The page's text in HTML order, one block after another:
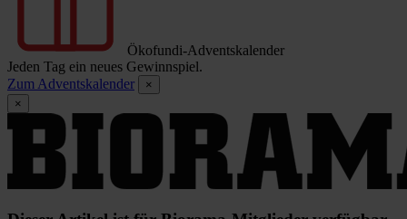
Ökofundi-Adventskalender
Jeden Tag ein neues Gewinnspiel.
Zum Adventskalender
×
×